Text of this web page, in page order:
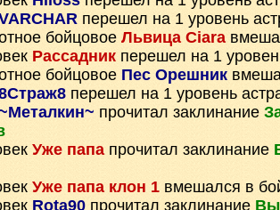
перешел на 1 уровень
бойцовое Львица Ciara
Рассадник перешел на 1
бойцовое Пес Орешник
перешел на 1 уровень
прочитал заклинание
Уже папапрочитал заклинание
Уже папа клон 1 вмешался в
Rota90 прочитал заклинание